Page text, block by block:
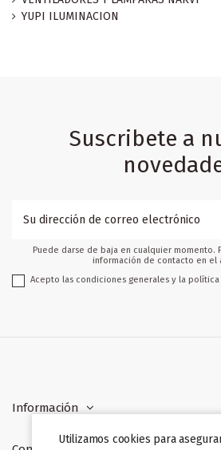
YUPI ILUMINACION
Suscribete a
Puede darse de baja en cualquier momento.
información de contacto en el
Acepto las condiciones generales y la
Información
Utilizamos cookies para